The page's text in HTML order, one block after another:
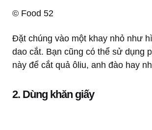
© Food 52
Đặt chúng vào một khay nhỏ như
dao cắt. Bạn cũng có thể sử dụng
này để cắt quả ôliu, anh đào hay
2. Dùng khăn giấy